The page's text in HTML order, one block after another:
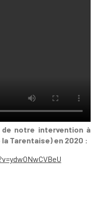
notre intervention à
la Tarentaise) en 2020 :